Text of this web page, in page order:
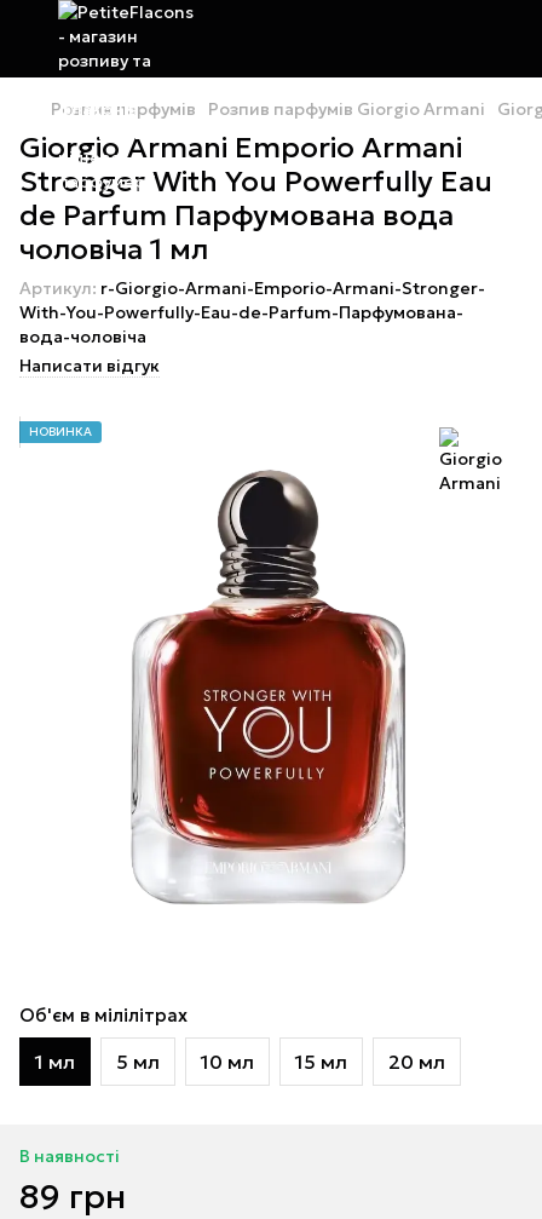
Розпив парфумів Розпив парфумів Giorgio Armani
Giorgio Armani Emporio Armani
Stronger With You Powerfully Eau
de Parfum Парфумована вода
чоловіча 1 мл
Артикул: r-Giorgio-Armani-Emporio-Armani-Stronger-
With-You-Powerfully-Eau-de-Parfum-Парфумована-
вода-чоловіча
Написати відгук
НОВИНКА
Об'єм в мілілітрах
1 мл 5 мл 10 мл 15 мл 20 мл
В наявності
89 грн